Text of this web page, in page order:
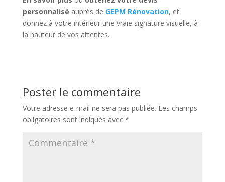
personnalisé auprès de GEPM Rénovation, et
donnez à votre intérieur une vraie signature visuelle, à
la hauteur de vos attentes.
Poster le commentaire
Votre adresse e-mail ne sera pas publiée. Les champs
obligatoires sont indiqués avec *